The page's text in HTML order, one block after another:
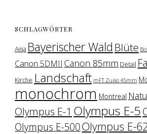
SCHLAGWÖRTER
Anja Bayerischer Wald Blüte
Canon 5DMII Canon 85mm Detail
Kirche Landschaft mFT Zuiko 45mm
monochrom Montreal
Olympus E-1 Olympus E-5
Olympus E-500Olympus E-